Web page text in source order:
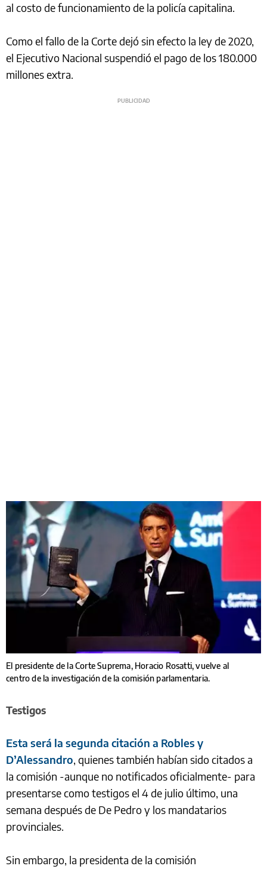
al costo de funcionamiento de la policía capitalina.
Como el fallo de la Corte dejó sin efecto la ley de 2020,
el Ejecutivo Nacional suspendió el pago de los 180.000
millones extra.
El presidente de la Corte Suprema, Horacio Rosatti, vuelve al
centro de la investigación de la comisión parlamentaria.
Testigos
Esta será la segunda citación a Robles y
D’Alessandro, quienes también habían sido citados a
la comisión -aunque no notificados oficialmente- para
presentarse como testigos el 4 de julio último, una
semana después de De Pedro y los mandatarios
provinciales.
Sin embargo, la presidenta de la comisión